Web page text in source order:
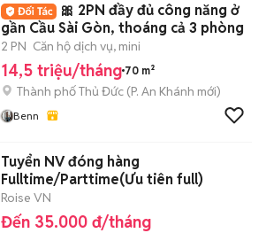
🎀 2PN đầy đủ công năng ở
gần Cầu Sài Gòn, thoáng cả 3 phòng
2 PN Căn hộ dịch vụ, mini
14,5 triệu/tháng 70 m²
Thành phố Thủ Đức (P. An Khánh mới)
Benn
Tuyển NV đóng hàng
Fulltime/Parttime(Ưu tiên full)
Roise VN
Đến 35.000 đ/tháng